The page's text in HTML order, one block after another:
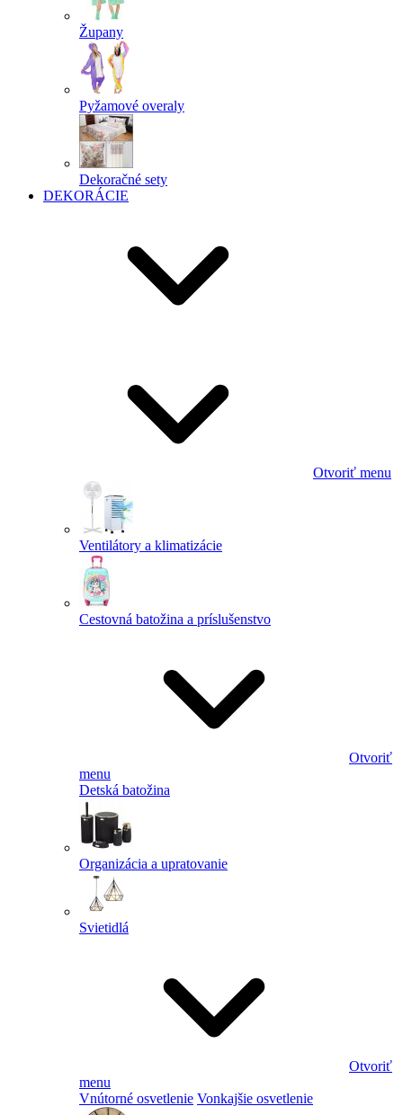
Župany
Pyžamové overaly
Dekoračné sety
DEKORÁCIE
Otvoriť menu
Ventilátory a klimatizácie
Cestovná batožina a príslušenstvo
Otvoriť
menu
Detská batožina
Organizácia a upratovanie
Svietidlá
Otvoriť
menu
Vnútorné osvetlenie Vonkajšie osvetlenie